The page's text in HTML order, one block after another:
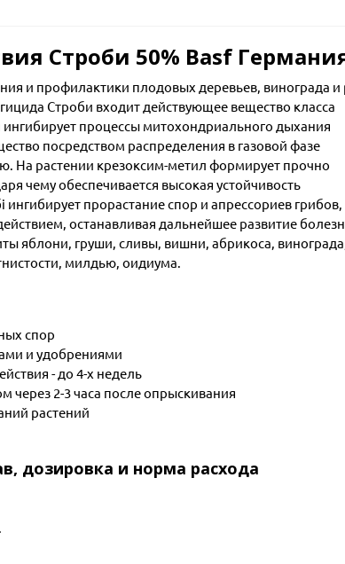
Строби 50% Basf
и профилактики плодовых деревьев, винограда и
Строби входит действующее вещество класса
процессы митохондриального дыхания
посредством распределения в газовой фазе
На растении крезоксим-метил формирует прочно
чему обеспечивается высокая устойчивость
прорастание спор и апрессориев грибов,
останавливая дальнейшее развитие
яблони, груши, сливы, вишни, абрикоса,
милдью, оидиума.
спор
и удобрениями
- до 4-х недель
через 2-3 часа после опрыскивания
растений
дозировка и норма расхода